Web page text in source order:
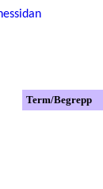
Term/Begrepp